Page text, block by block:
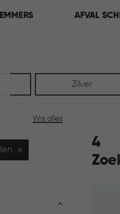
AFVAL
Zilver
Wis alles
4